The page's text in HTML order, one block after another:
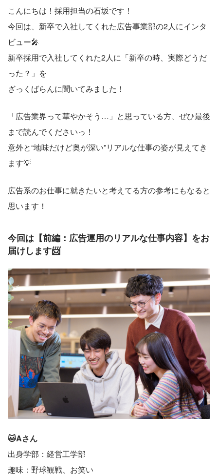
こんにちは！採用担当の石坂です！
今回は、新卒で入社してくれた広告事業部の2人にインタ
ビュー🎤
新卒採用で入社してくれた2人に「新卒の時、実際どうだ
った？」を
ざっくばらんに聞いてみました！
「広告業界って華やかそう…」と思っている方、ぜひ最後
まで読んでくださいっ！
意外と“地味だけど奥が深い”リアルな仕事の姿が見えてき
ます💡
広告系のお仕事に就きたいと考えてる方の参考にもなると
思います！
今回は【前編：広告運用のリアルな仕事内容】をお
届けします📨
🐱Aさん
出身学部：経営工学部
趣味：野球観戦、お笑い